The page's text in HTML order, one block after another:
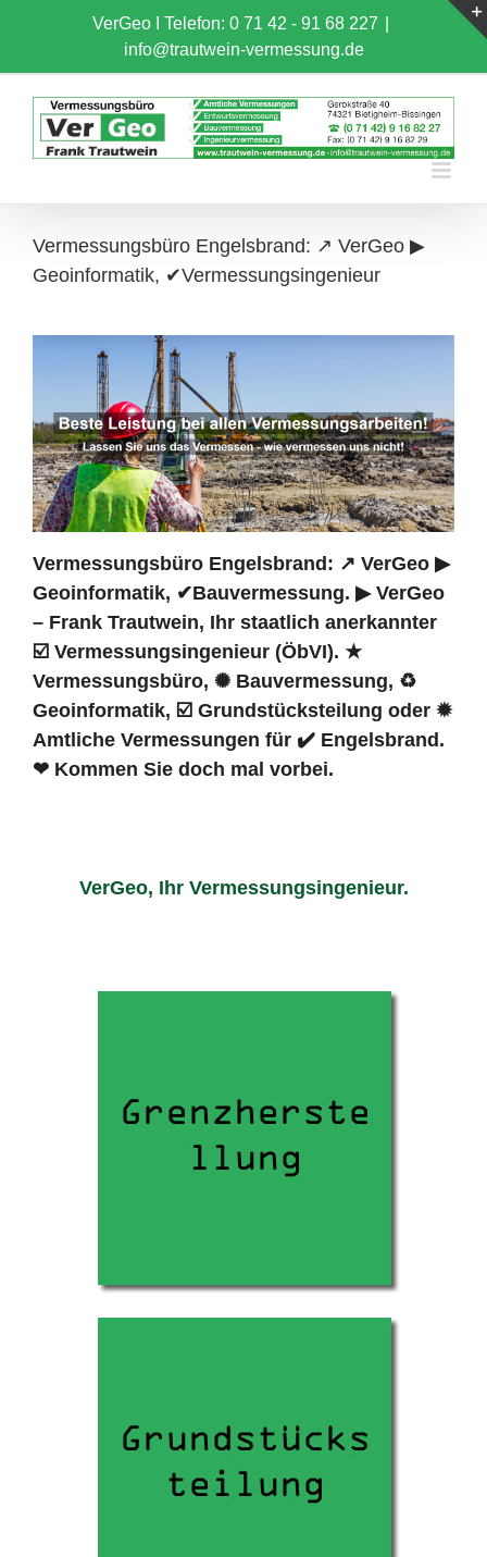
content
VerGeo I Telefon: 0 71 42 - 91 68 227
info@trautwein-vermessung.de
Vermessungsbüro Engelsbrand: ↗️ VerGeo ▶︎
Geoinformatik, ✔Vermessungsingenieur
Vermessungsbüro Engelsbrand: ↗️ VerGeo ▶︎
Geoinformatik, ✔Bauvermessung. ▶︎ VerGeo
– Frank Trautwein, Ihr staatlich anerkannter
☑️ Vermessungsingenieur (ÖbVI). ★
Vermessungsbüro, ✺ Bauvermessung, ♻
Geoinformatik, ☑️ Grundstücksteilung oder ✹
Amtliche Vermessungen für ✔️ Engelsbrand.
❤ Kommen Sie doch mal vorbei.
VerGeo, Ihr Vermessungsingenieur.